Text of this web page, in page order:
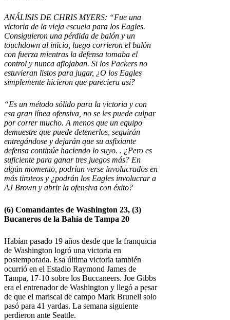
ANÁLISIS DE CHRIS MYERS: “Fue una
victoria de la vieja escuela para los Eagles.
Consiguieron una pérdida de balón y un
touchdown al inicio, luego corrieron el balón
con fuerza mientras la defensa tomaba el
control y nunca aflojaban. Si los Packers no
estuvieran listos para jugar, ¿O los Eagles
simplemente hicieron que pareciera así?
“Es un método sólido para la victoria y con
esa gran línea ofensiva, no se les puede culpar
por correr mucho. A menos que un equipo
demuestre que puede detenerlos, seguirán
entregándose y dejarán que su asfixiante
defensa continúe haciendo lo suyo. . ¿Pero es
suficiente para ganar tres juegos más? En
algún momento, podrían verse involucrados en
más tiroteos y ¿podrán los Eagles involucrar a
AJ Brown y abrir la ofensiva con éxito?
(6) Comandantes de Washington 23, (3)
Bucaneros de la Bahía de Tampa 20
Habían pasado 19 años desde que la franquicia
de Washington logró una victoria en
postemporada. Esa última victoria también
ocurrió en el Estadio Raymond James de
Tampa, 17-10 sobre los Buccaneers. Joe Gibbs
era el entrenador de Washington y llegó a pesar
de que el mariscal de campo Mark Brunell solo
pasó para 41 yardas. La semana siguiente
perdieron ante Seattle.